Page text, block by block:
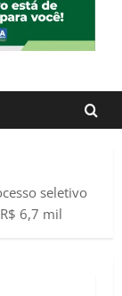
seletivo
6,7 mil